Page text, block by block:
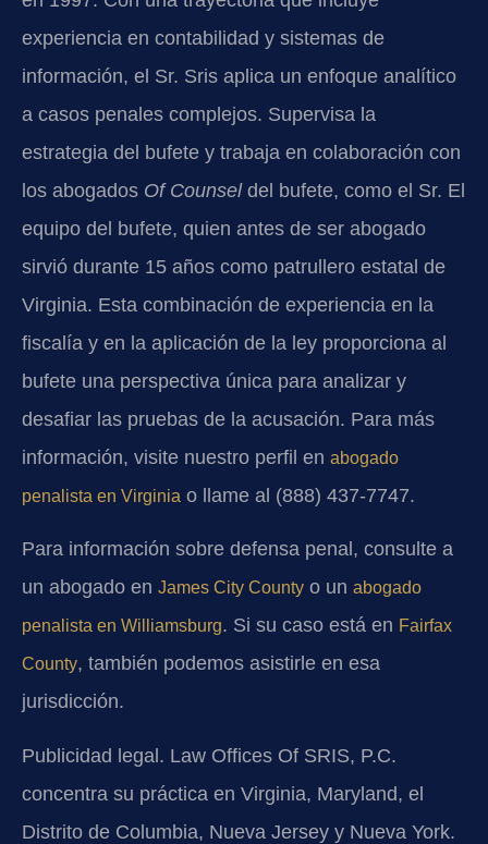
experiencia en contabilidad y sistemas de
información, el Sr. Sris aplica un enfoque analítico
a casos penales complejos. Supervisa la
estrategia del bufete y trabaja en colaboración con
los abogados Of Counseldel bufete, como el Sr. El
equipo del bufete, quien antes de ser abogado
sirvió durante 15 años como patrullero estatal de
Virginia. Esta combinación de experiencia en la
fiscalía y en la aplicación de la ley proporciona al
bufete una perspectiva única para analizar y
desafiar las pruebas de la acusación. Para más
información, visite nuestro perfil en abogado
penalista en Virginia o llame al (888) 437-7747.
Para información sobre defensa penal, consulte a
un abogado en James City County o un abogado
penalista en Williamsburg. Si su caso está en Fairfax
County, también podemos asistirle en esa
jurisdicción.
Publicidad legal. Law Offices Of SRIS, P.C.
concentra su práctica en Virginia, Maryland, el
Distrito de Columbia, Nueva Jersey y Nueva York.